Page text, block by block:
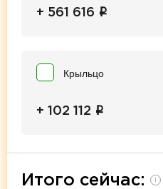
+ 561 616 i
Крыльцо
+ 102 112 i
Итого сейчас: i